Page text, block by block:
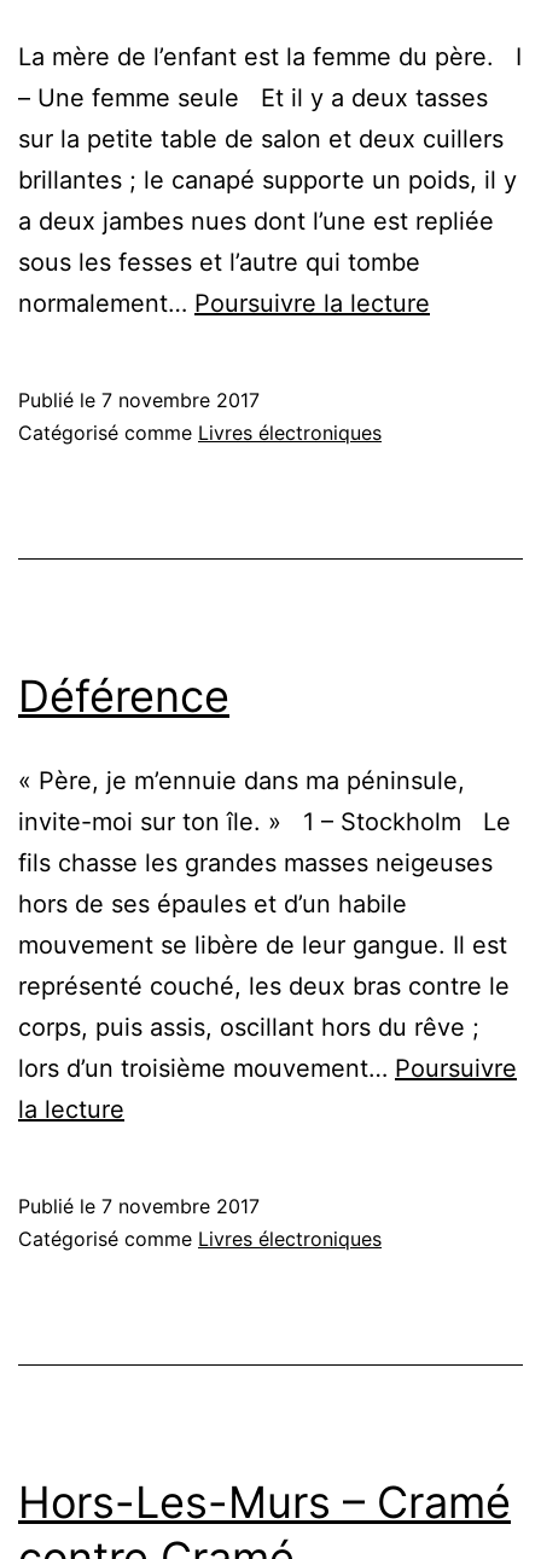
La mère de l’enfant est la femme du père. I
– Une femme seule Et il y a deux tasses
sur la petite table de salon et deux cuillers
brillantes ; le canapé supporte un poids, il y
a deux jambes nues dont l’une est repliée
sous les fesses et l’autre qui tombe
normalement… Poursuivre la lecture
Publié le 7 novembre 2017
Catégorisé comme Livres électroniques
Déférence
« Père, je m’ennuie dans ma péninsule,
invite-moi sur ton île. » 1 – Stockholm Le
fils chasse les grandes masses neigeuses
hors de ses épaules et d’un habile
mouvement se libère de leur gangue. Il est
représenté couché, les deux bras contre le
corps, puis assis, oscillant hors du rêve ;
lors d’un troisième mouvement… Poursuivre
la lecture
Publié le 7 novembre 2017
Catégorisé comme Livres électroniques
Hors-Les-Murs – Cramé